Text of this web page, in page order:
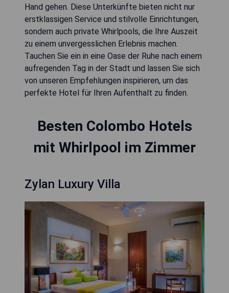
Hand gehen. Diese Unterkünfte bieten nicht nur
erstklassigen Service und stilvolle Einrichtungen,
sondern auch private Whirlpools, die Ihre Auszeit
zu einem unvergesslichen Erlebnis machen.
Tauchen Sie ein in eine Oase der Ruhe nach einem
aufregenden Tag in der Stadt und lassen Sie sich
von unseren Empfehlungen inspirieren, um das
perfekte Hotel für Ihren Aufenthalt zu finden.
Besten Colombo Hotels
mit Whirlpool im Zimmer
Zylan Luxury Villa